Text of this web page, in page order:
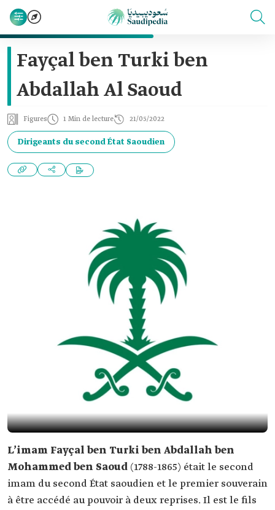
Fayçal ben Turki ben
Abdallah Al Saoud
Figures 1 Min de lecture 21/05/2022
Dirigeants du second État Saoudien
L’imam Fayçal ben Turki ben Abdallah ben
Mohammed ben Saoud (1788-1865) était le second
imam du second État saoudien et le premier souverain
à être accédé au pouvoir à deux reprises. Il est le fils